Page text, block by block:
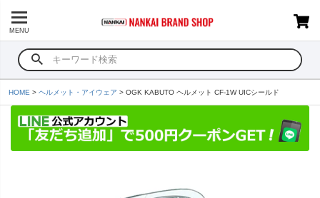
MENU
HOME ヘルメット・アイウェア OGK KABUTO ヘルメット CF-1W UICシールド